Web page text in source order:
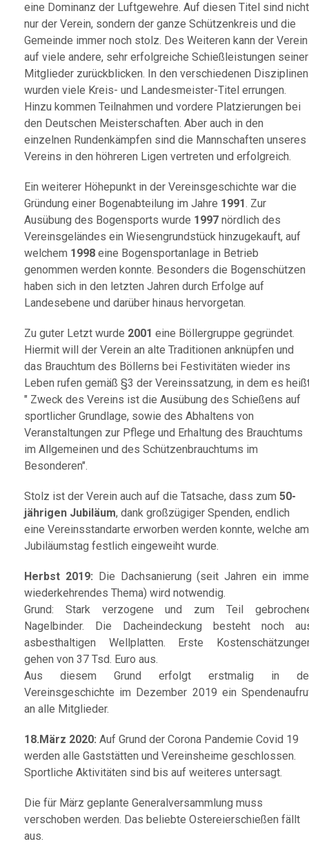
eine Dominanz der Luftgewehre. Auf diesen Titel sind nicht
nur der Verein, sondern der ganze Schützenkreis und die
Gemeinde immer noch stolz. Des Weiteren kann der Verein
auf viele andere, sehr erfolgreiche Schießleistungen seiner
Mitglieder zurückblicken. In den verschiedenen Disziplinen
wurden viele Kreis- und Landesmeister-Titel errungen.
Hinzu kommen Teilnahmen und vordere Platzierungen bei
den Deutschen Meisterschaften. Aber auch in den
einzelnen Rundenkämpfen sind die Mannschaften unseres
Vereins in den höhreren Ligen vertreten und erfolgreich.
Ein weiterer Höhepunkt in der Vereinsgeschichte war die
Gründung einer Bogenabteilung im Jahre 1991. Zur
Ausübung des Bogensports wurde 1997 nördlich des
Vereinsgeländes ein Wiesengrundstück hinzugekauft, auf
welchem 1998 eine Bogensportanlage in Betrieb
genommen werden konnte. Besonders die Bogenschützen
haben sich in den letzten Jahren durch Erfolge auf
Landesebene und darüber hinaus hervorgetan.
Zu guter Letzt wurde 2001 eine Böllergruppe gegründet.
Hiermit will der Verein an alte Traditionen anknüpfen und
das Brauchtum des Böllerns bei Festivitäten wieder ins
Leben rufen gemäß §3 der Vereinssatzung, in dem es
" Zweck des Vereins ist die Ausübung des Schießens auf
sportlicher Grundlage, sowie des Abhaltens von
Veranstaltungen zur Pflege und Erhaltung des Brauchtums
im Allgemeinen und des Schützenbrauchtums im
Besonderen".
Stolz ist der Verein auch auf die Tatsache, dass zum 50-
jährigen Jubiläum, dank großzügiger Spenden, endlich
eine Vereinsstandarte erworben werden konnte, welche am
Jubiläumstag festlich eingeweiht wurde.
Herbst 2019: Die Dachsanierung (seit Jahren ein
wiederkehrendes Thema) wird notwendig.
Grund: Stark verzogene und zum Teil
Nagelbinder. Die Dacheindeckung besteht noch
asbesthaltigen Wellplatten. Erste
gehen von 37 Tsd. Euro aus.
Aus diesem Grund erfolgt erstmalig in
Vereinsgeschichte im Dezember 2019 ein
an alle Mitglieder.
18.März 2020: Auf Grund der Corona Pandemie Covid 19
werden alle Gaststätten und Vereinsheime geschlossen.
Sportliche Aktivitäten sind bis auf weiteres untersagt.
Die für März geplante Generalversammlung muss
verschoben werden. Das beliebte Ostereierschießen fällt
aus.